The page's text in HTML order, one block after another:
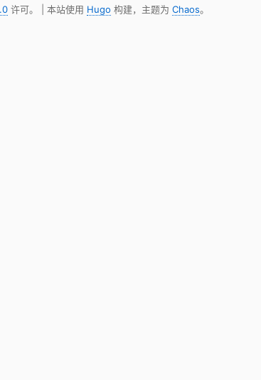
许可。 | 本站使用 Hugo 构建，主题为 Chaos。